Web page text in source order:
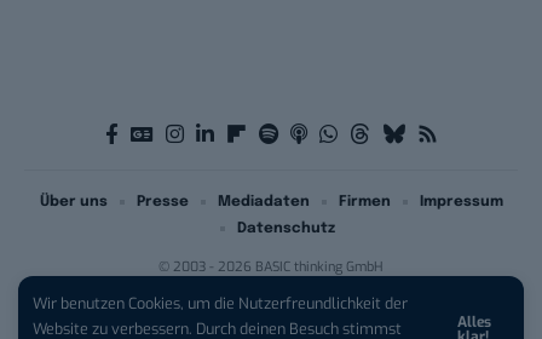
Wir benutzen Cookies, um die Nutzerfreundlichkeit der
Website zu verbessern. Durch deinen Besuch stimmst
Alles
© 2003 - 2026 BASIC thinking GmbH
Über uns Presse Mediadaten Firmen
Impressum
Datenschutz
iPhone 17 Pro sichern:Für 1 € +